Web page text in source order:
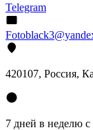
Telegram
420107, Россия,
7 дней в неделю с